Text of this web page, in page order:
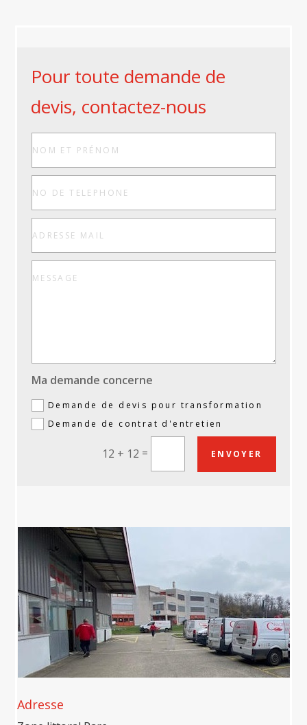
Pour toute demande de
devis, contactez-nous
Ma demande concerne
Demande de devis pour transformation
Demande de contrat d'entretien
12 + 12 = ENVOYER
Adresse